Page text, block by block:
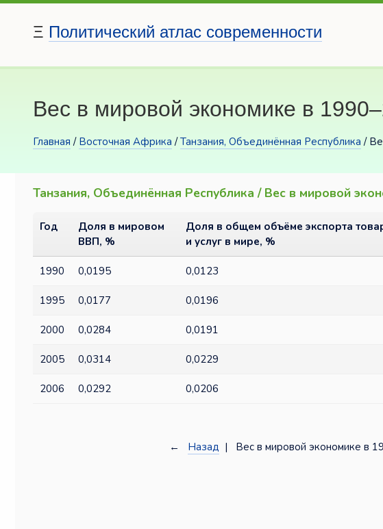
Ξ Политический атлас современности
Вес в мировой экономике в
Главная / Восточная Африка /Танзания, Объединённая Республика /
Танзания, Объединённая Республика / Вес в мировой
Год
Доля в мировом
ВВП, %
Доля в общем объёме экспорта
и услуг в мире, %
1990 0,0195 0,0123
1995 0,0177 0,0196
2000 0,0284 0,0191
2005 0,0314 0,0229
2006 0,0292 0,0206
← Назад | Вес в мировой экономике в